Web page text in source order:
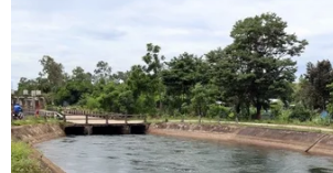
05/08/2026 13:44
24 năm tù cho đôi vợ chồng tổ chức
“bay lắc” trong quán karaoke